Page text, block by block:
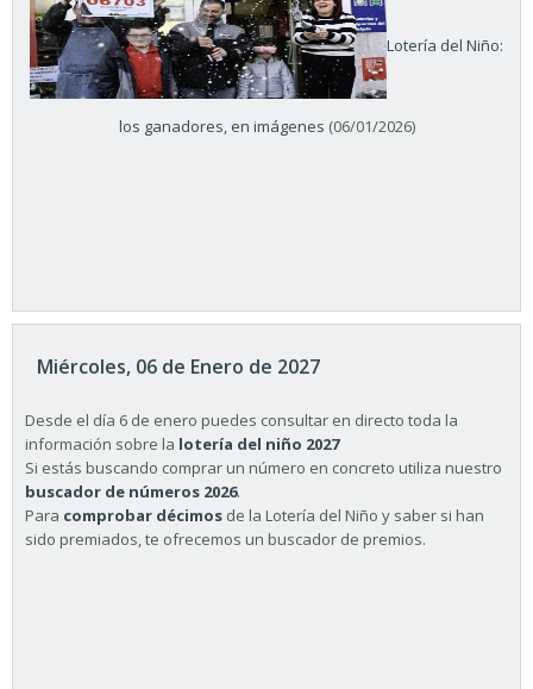
Lotería del Niño:
los ganadores, en imágenes (06/01/2026)
Miércoles, 06 de Enero de 2027
Desde el día 6 de enero puedes consultar en directo toda la
información sobre la lotería del niño 2027
Si estás buscando comprar un número en concreto utiliza nuestro
buscador de números 2026.
Para comprobar décimos de la Lotería del Niño y saber si han
sido premiados, te ofrecemos un buscador de premios.